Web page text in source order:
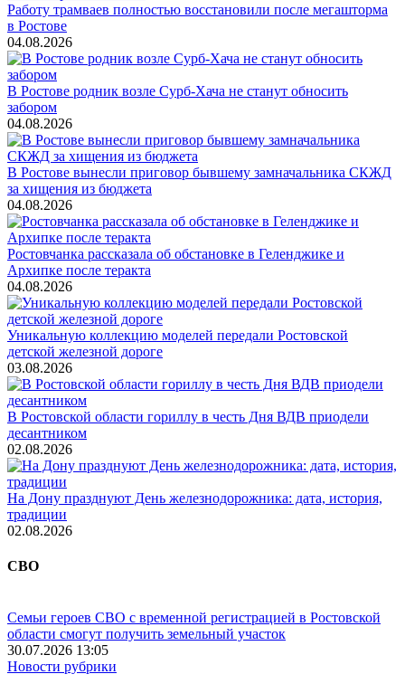
Работу трамваев полностью восстановили после мегашторма
в Ростове
04.08.2026
В Ростове родник возле Сурб-Хача не станут обносить
забором
04.08.2026
В Ростове вынесли приговор бывшему замначальника СКЖД
за хищения из бюджета
04.08.2026
Ростовчанка рассказала об обстановке в Геленджике и
Архипке после теракта
04.08.2026
Уникальную коллекцию моделей передали Ростовской
детской железной дороге
03.08.2026
В Ростовской области гориллу в честь Дня ВДВ приодели
десантником
02.08.2026
На Дону празднуют День железнодорожника: дата, история,
традиции
02.08.2026
СВО
Семьи героев СВО с временной регистрацией в Ростовской
области смогут получить земельный участок
30.07.2026 13:05
Новости рубрики